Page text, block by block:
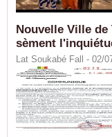
Nouvelle Ville
sèment
Lat Soukabé Fall - 02/